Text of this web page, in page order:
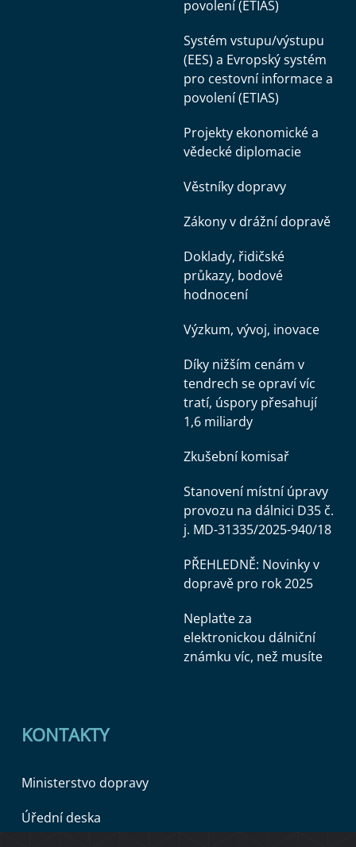
povolení (ETIAS)
Systém vstupu/výstupu
(EES) a Evropský systém
pro cestovní informace a
povolení (ETIAS)
Projekty ekonomické a
vědecké diplomacie
Věstníky dopravy
Zákony v drážní dopravě
Doklady, řidičské
průkazy, bodové
hodnocení
Výzkum, vývoj, inovace
Díky nižším cenám v
tendrech se opraví víc
tratí, úspory přesahují
1,6 miliardy
Zkušební komisař
Stanovení místní úpravy
provozu na dálnici D35 č.
j. MD-31335/2025-940/18
PŘEHLEDNĚ: Novinky v
dopravě pro rok 2025
Neplaťte za
elektronickou dálniční
známku víc, než musíte
KONTAKTY
Ministerstvo dopravy
Úřední deska